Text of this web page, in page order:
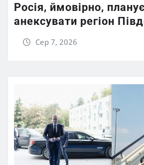
Росія, ймовірно, планує
анексувати регіон
Сер 7, 2026